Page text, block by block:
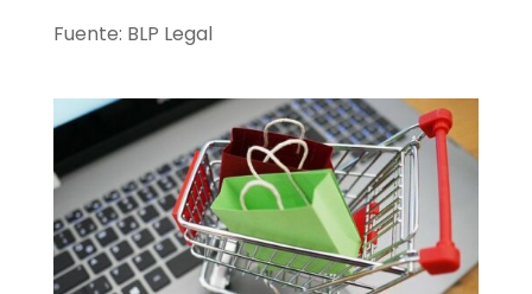
Fuente: BLP Legal